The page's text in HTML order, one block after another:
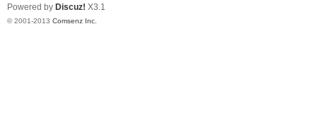
Powered by Discuz! X3.1
© 2001-2013 Comsenz Inc.